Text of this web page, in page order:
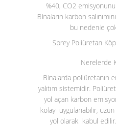
%40, CO2
Binaların karbon
bu nedenle
Sprey Poliüretan
Nerelerde
Binalarda poliüretanın
yalıtım sistemidir.
yol açan karbon
kolay uygulanabilir,
yol olarak kabul